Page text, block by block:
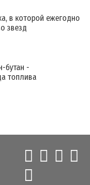
в которой ежегодно
звезд
бутан -
топлива